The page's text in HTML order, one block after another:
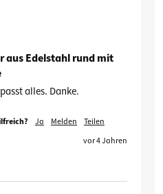
aus Edelstahl rund mit
alles. Danke.
Ja Melden
Teilen
vor 4 Jahren